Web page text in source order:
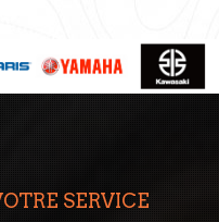
SERVICE